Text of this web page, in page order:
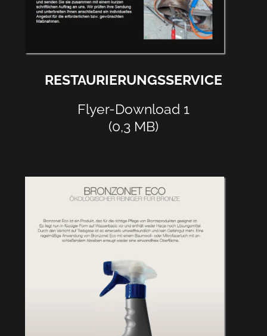
RESTAURIERUNGSSERVICE
Flyer-Download 1
(0,3 MB)